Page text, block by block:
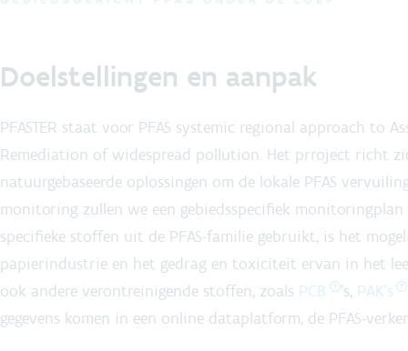
Doelstellingen en aanpak
PFASTER staat voor PFAS systemic regional approach to
Remediation of widespread pollution. Het prroject richt
natuurgebaseerde oplossingen om de lokale PFAS
monitoring zullen we een gebiedsspecifiek
specifieke stoffen uit de PFAS-familie gebruikt, is het
papierindustrie en het gedrag en toxiciteit ervan in het
ook andere verontreinigende stoffen, zoals PCB 's, PAK's
gegevens komen in een online dataplatform, de PFAS-